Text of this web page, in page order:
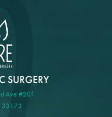
SURGERY
Ave #201
33173